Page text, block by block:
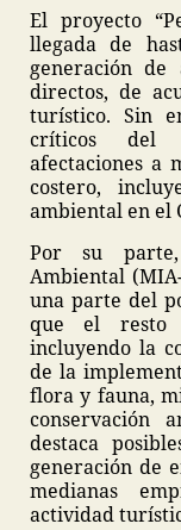
El proyecto
llegada de
generación
directos, de
turístico. Sin
críticos del
afectaciones a
costero,
ambiental en el
Por su
Ambiental
una parte del
que el resto
incluyendo la
de la
flora y fauna,
conservación
destaca
generación de
medianas
actividad